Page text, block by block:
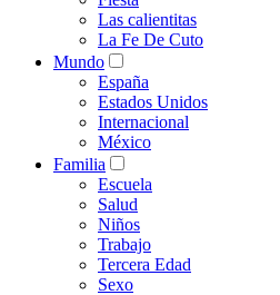
Las calientitas
La Fe De Cuto
Mundo
España
Estados Unidos
Internacional
México
Familia
Escuela
Salud
Niños
Trabajo
Tercera Edad
Sexo